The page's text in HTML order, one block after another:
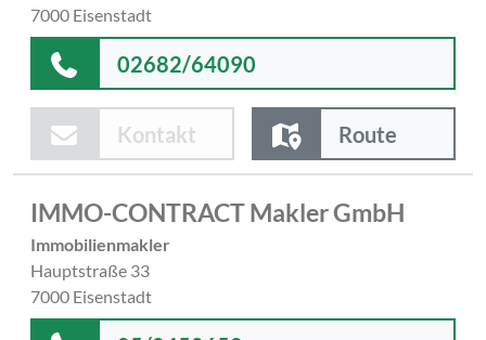
7000 Eisenstadt
02682/64090
Kontakt Route
IMMO-CONTRACT Makler GmbH
Immobilienmakler
Hauptstraße 33
7000 Eisenstadt